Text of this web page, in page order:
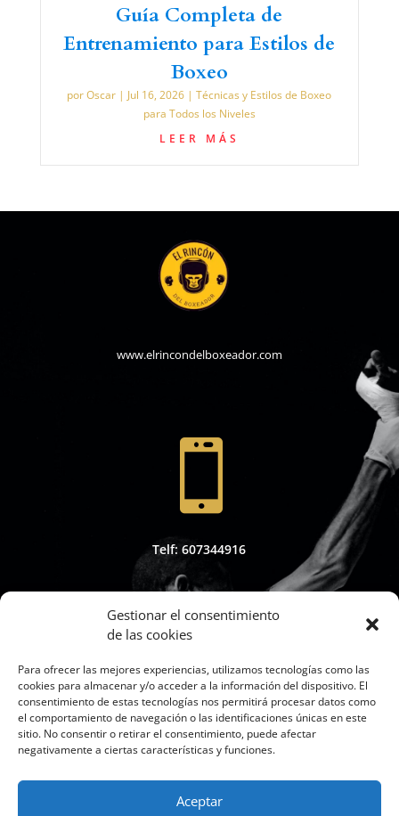
Gestionar el consentimiento
de las cookies
Para ofrecer las mejores experiencias, utilizamos tecnologías como las
cookies para almacenar y/o acceder a la información del dispositivo. El
consentimiento de estas tecnologías nos permitirá procesar datos como
el comportamiento de navegación o las identificaciones únicas en este
sitio. No consentir o retirar el consentimiento, puede afectar
negativamente a ciertas características y funciones.
Aceptar
Guía Completa de
Entrenamiento para Estilos de
Boxeo
porOscar | Jul 16, 2026 |Técnicas y Estilos de Boxeo
para Todos los Niveles
LEER MÁS
www.elrincondelboxeador.com

Telf: 607344916

Whapsap: 607344916